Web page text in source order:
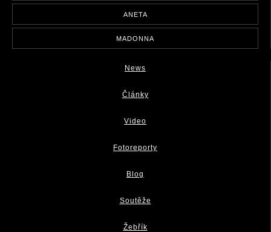
ANETA
MADONNA
News
Články
Video
Fotoreporty
Blog
Soutěže
Žebřík